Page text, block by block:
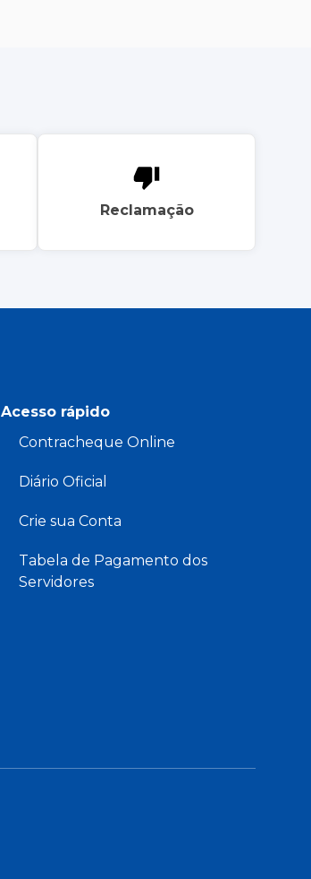
Reclamação
Acesso rápido
Contracheque Online
Diário Oficial
Crie sua Conta
Tabela de Pagamento dos
Servidores